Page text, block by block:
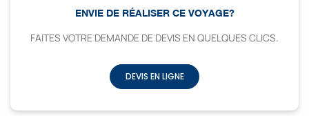
ENVIE DE RÉALISER CE VOYAGE?
FAITES VOTRE DEMANDE DE DEVIS EN QUELQUES CLICS.
DEVIS EN LIGNE